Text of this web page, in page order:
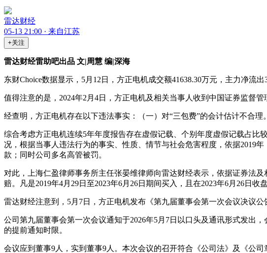
雷达财经
05-13 21:00 · 来自江苏
+关注
雷达财经雷助吧出品 文|周慧 编|深海
东财Choice数据显示，5月12日，方正电机成交额41638.30万元，主力净流出
值得注意的是，2024年2月4日，方正电机及相关当事人收到中国证券监督
经查明，方正电机存在以下违法事实：（一）对“三包费”的会计估计不合理
综合考虑方正电机连续5年年度报告存在虚假记载、个别年度虚假记载占
况，根据当事人违法行为的事实、性质、情节与社会危害程度，依据2019
款；同时公司多名高管被罚。
对此，上海仁盈律师事务所主任张晏维律师向雷达财经表示，依据证券法
赔。凡是2019年4月29日至2023年6月26日期间买入，且在2023年6月26日
雷达财经注意到，5月7日，方正电机发布《第九届董事会第一次会议决议公
公司第九届董事会第一次会议通知于2026年5月7日以口头及通讯形式发出
的提前通知时限。
会议应到董事9人，实到董事9人。本次会议的召开符合《公司法》及《公司